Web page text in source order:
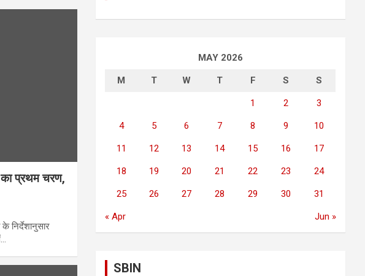
प्रथम चरण,
निर्देशानुसार
MAY 2026
M T W T F S S
1 2 3
4 5 6 7 8 9 10
11 12 13 14 15 16 17
18 19 20 21 22 23 24
25 26 27 28 29 30 31
« Apr Jun »
SBIN